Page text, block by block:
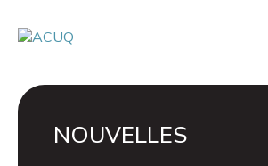
NOUVELLES